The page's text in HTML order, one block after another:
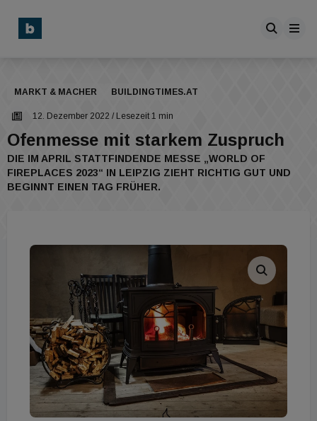
MARKT & MACHER BUILDINGTIMES.AT
12. Dezember 2022 / Lesezeit 1 min
Ofenmesse mit starkem Zuspruch
DIE IM APRIL STATTFINDENDE MESSE „WORLD OF
FIREPLACES 2023“ IN LEIPZIG ZIEHT RICHTIG GUT UND
BEGINNT EINEN TAG FRÜHER.